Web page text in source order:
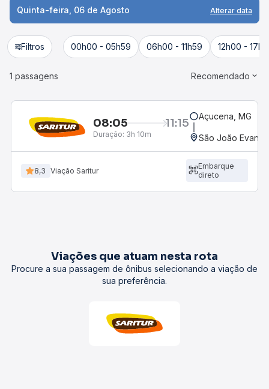
Quinta-feira, 06 de Agosto Alterar data
Filtros 00h00 - 05h59 06h00 - 11h59 12h00 -
1 passagens Recomendado
08:05 11:15
Duração: 3h 10m
Açucena, MG
São João
8,3 Viação Saritur
Embarque
direto
Viações que atuam nesta rota
Procure a sua passagem de ônibus selecionando a viação de
sua preferência.